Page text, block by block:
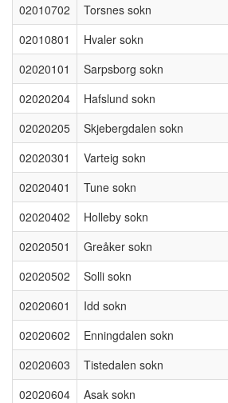
02010702
Torsnes sokn
02010801
Hvaler sokn
02020101
Sarpsborg sokn
02020204
Hafslund sokn
02020205
Skjebergdalen sokn
02020301
Varteig sokn
02020401
Tune sokn
02020402
Holleby sokn
02020501
Greåker sokn
02020502
Solli sokn
02020601
Idd sokn
02020602
Enningdalen sokn
02020603
Tistedalen sokn
02020604
Asak sokn